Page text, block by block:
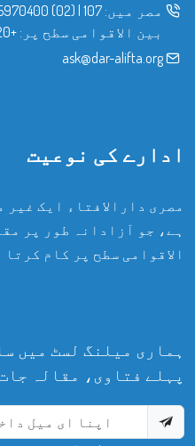
مصر میں: 107
|
(02) 25970400
بین الاقوامی سطح پر: +20 2 25970400
ask@dar-alifta.org
ادارے کی نوعیت
مصری دارالافتاء ایک غیر
ہے، جو آزادانہ طور پر
الاقوامی سطح پر کام کرتا
ہماری میلنگ لسٹ میں
پہلے فتاوی، مقالہ